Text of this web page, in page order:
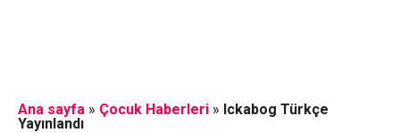
Ana sayfa» Çocuk Haberleri» Ickabog Türkçe
Yayınlandı